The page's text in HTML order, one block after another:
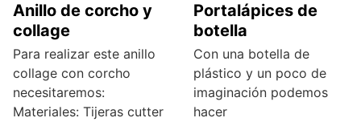
Anillo de corcho y
collage
Para realizar este anillo
collage con corcho
necesitaremos:
Materiales: Tijeras cutter
Portalápices de
botella
Con una botella de
plástico y un poco de
imaginación podemos
hacer